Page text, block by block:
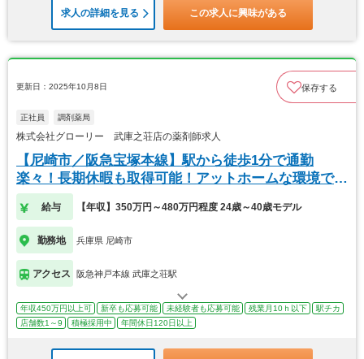
求人の詳細を見る この求人に興味がある
更新日：2025年10月8日 保存する
正社員 調剤薬局
株式会社グローリー 武庫之荘店の薬剤師求人
【尼崎市／阪急宝塚本線】駅から徒歩1分で通勤
楽々！長期休暇も取得可能！アットホームな環境で
す！
給与 【年収】350万円～480万円程度 24歳～40歳モデル
勤務地 兵庫県 尼崎市
アクセス 阪急神戸本線 武庫之荘駅
年収450万円以上可 新卒も応募可能 未経験者も応募可能 残業月10ｈ以下
駅チカ
店舗数1～9
積極採用中 年間休日120日以上